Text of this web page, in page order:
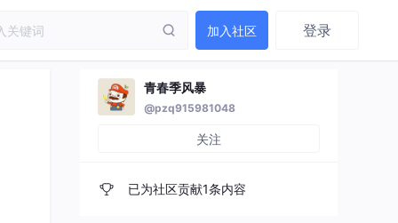
加入社区 登录
青春季风暴
@pzq915981048
关注
已为社区贡献1条内容